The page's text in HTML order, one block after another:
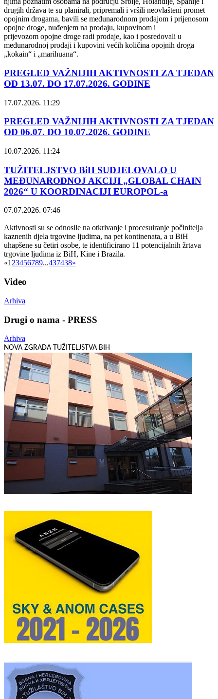
drugih država te su planirali, pripremali i vršili neovlašteni promet
opojnim drogama, bavili se međunarodnom prodajom i prijenosom
opojne droge, nuđenjem na prodaju, kupovinom i
prijevozom opojne droge radi prodaje, kao i posredovali u
međunarodnoj prodaji i kupovini većih količina opojnih droga
„kokain“ i „marihuana“.
PREGLED VAŽNIJIH AKTIVNOSTI ZA TJEDAN
OD 13.07. DO 17.07.2026. GODINE
17.07.2026. 11:29
PREGLED VAŽNIJIH AKTIVNOSTI ZA TJEDAN
OD 06.07. DO 10.07.2026. GODINE
10.07.2026. 11:24
TUŽITELJSTVO BiH SUDJELOVALO U
MEĐUNARODNOJ AKCIJI „GLOBAL CHAIN
2026“ U KOORDINACIJI EUROPOL-a
07.07.2026. 07:46
Aktivnosti su se odnosile na otkrivanje i procesuiranje počinitelja
kaznenih djela trgovine ljudima, na pet kontinenata, a u BiH
uhapšene su četiri osobe, te identificirano 11 potencijalnih žrtava
trgovine ljudima iz BiH, Kine i Brazila.
«123456789...437438»
Video
Arhiva
Drugi o nama - PRESS
Arhiva
NOVA ZGRADA TUŽITELJSTVA BIH